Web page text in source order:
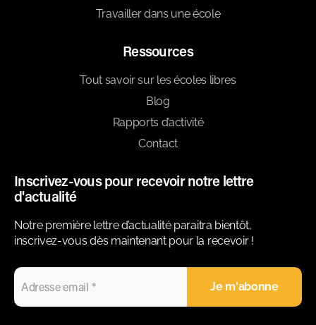
Travailler dans une école
Ressources
Tout savoir sur les écoles libres
Blog
Rapports d’activité
Contact
Inscrivez-vous pour recevoir notre lettre
d'actualité
Notre première lettre d’actualité paraitra bientôt,
inscrivez-vous dès maintenant pour la recevoir !